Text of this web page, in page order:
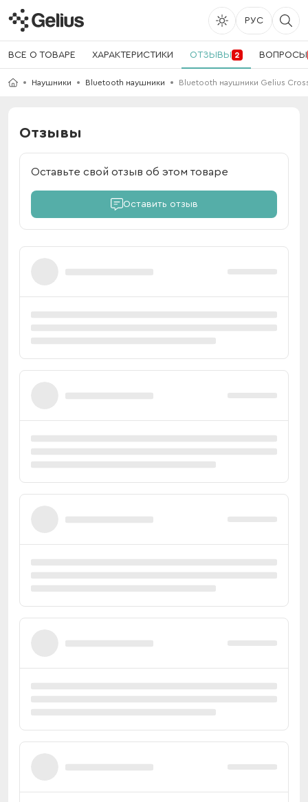
РУС
ВСЕ О ТОВАРЕ ХАРАКТЕРИСТИКИ ОТЗЫВЫ 2 ВОПРОСЫ
Наушники Bluetooth наушники Bluetooth наушники Gelius
Отзывы
Оставьте свой отзыв об этом товаре
Оставить отзыв